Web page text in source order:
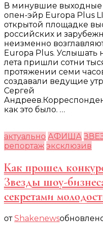
В минувшие выходные
опен-эйр Europa Plus
открытой площадке
российских и
неизменно
Europa Plus. Услышать
лета пришли сотни
протяжении семи
создавали ведущие
Сергей
как это было. …
актуально АФИША
репортаж эксклюзив
Как прошел
Звезды шоу-
секретами
отShakenews